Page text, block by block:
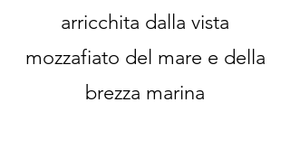
arricchita dalla vista
mozzafiato del mare e della
brezza marina